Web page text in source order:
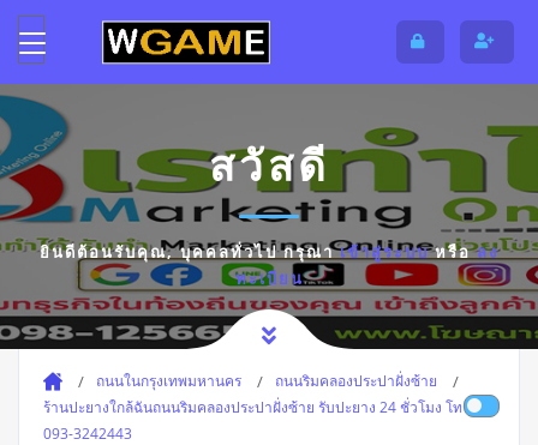
สวัสดี
ยินดีต้อนรับคุณ,บุคคลทั่วไปกรุณาเข้าสู่ระบบหรือลง
ทะเบียน
ถนนในกรุงเทพมหานคร
ถนนริมคลองประปาฝั่งซ้าย
ร้านปะยางใกล้ฉันถนนริมคลองประปาฝั่งซ้าย รับปะยาง 24 ชั่วโมง โทร
093-3242443